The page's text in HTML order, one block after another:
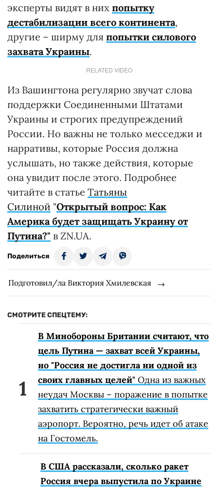
эксперты видят в них попытку
дестабилизации всего континента,
другие – ширму для попытки силового
захвата Украины.
RELATED VIDEO
Из Вашингтона регулярно звучат слова
поддержки Соединенными Штатами
Украины и строгих предупреждений
России. Но важны не только месседжи и
нарративы, которые Россия должна
услышать, но также действия, которые
она увидит после этого. Подробнее
читайте в статье Татьяны
Силиной "Открытый вопрос: Как
Америка будет защищать Украину от
Путина?" в ZN.UA.
Поделиться
Подготовил/ла Виктория Хмилевская
СМОТРИТЕ СПЕЦТЕМУ:
В Минобороны Британии считают, что
цель Путина — захват всей Украины,
но "Россия не достигла ни одной из
своих главных целей" Одна из важных
неудач Москвы – поражение в попытке
захватить стратегически важный
аэропорт. Вероятно, речь идет об атаке
на Гостомель.
В США рассказали, сколько ракет
Россия вчера выпустила по Украине